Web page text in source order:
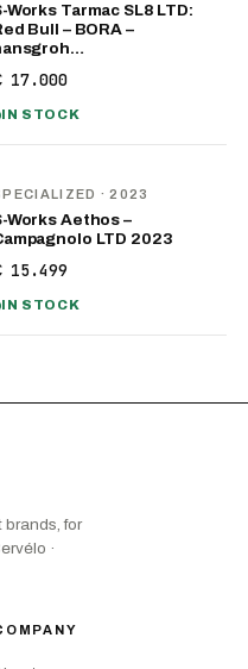
Works Tarmac SL8 LTD:
Bull – BORA –
17.000
IN STOCK
· 2023
Works Aethos –
LTD 2023
15.499
IN STOCK
brands, for
·